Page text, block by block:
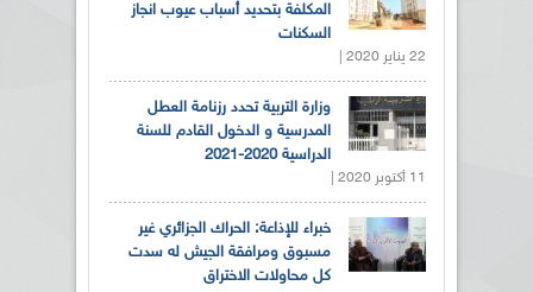
المكلفة بتحديد أسباب عيوب انجاز
السكنات
22 يناير 2020 |
وزارة التربية تحدد رزنامة العطل
المدرسية و الدخول القادم للسنة
الدراسية 2020-2021
11 أكتوبر 2020 |
خبراء للإذاعة: الحراك الجزائري غير
مسبوق ومرافقة الجيش له سدت
كل محاولات الاختراق